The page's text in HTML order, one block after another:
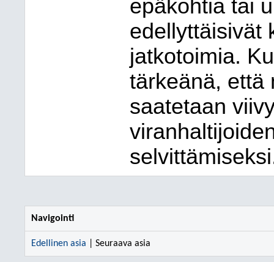
epäkohtia tai
edellyttäisivät
jatkotoimia.
tärkeänä, että
saatetaan
Navigointi
Edellinen asia | Seuraava asia